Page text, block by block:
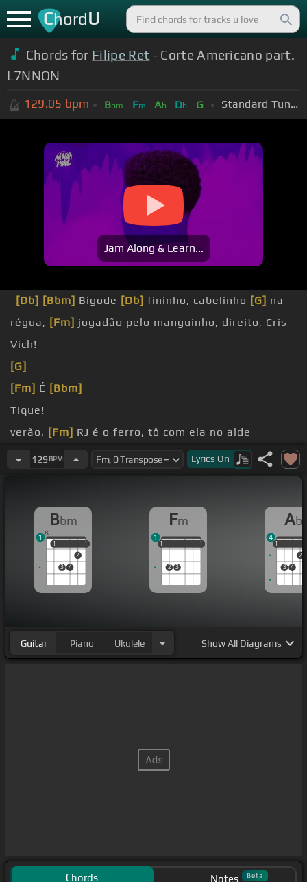
ChordU
Chords for Filipe Ret - Corte Americano part.
L7NNON
129.05 bpm Bbm Fm Ab Db G Standard Tuning (EADGBE)
Jam Along & Learn...
[Db] [Bbm] Bigode [Db] fininho, cabelinho [G] na
régua, [Fm] jogadão pelo manguinho, direito, Cris
Vich!
[G]
[Fm] É [Bbm]
Tique!
verão, [Fm] RJ é o ferro, tô com ela no alde
rufando
só tá melhorando, cada mal é o bando
a nóis tá se orgulhando
dinheiro na onda, ter tudo sincero, mil pontos
129 BPM Lyrics On
Bbm
1
3 4
2
1
1 1
1
Fm
1
2 3
1
1 1
1
Ab
1
3 4
2
1
4
Guitar Piano Ukulele ShowAll Diagrams
Chords Notes Beta